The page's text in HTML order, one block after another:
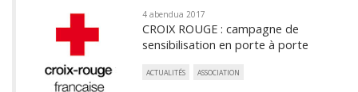
4 abendua 2017
CROIX ROUGE : campagne de
sensibilisation en porte à porte
ACTUALITÉS ASSOCIATION